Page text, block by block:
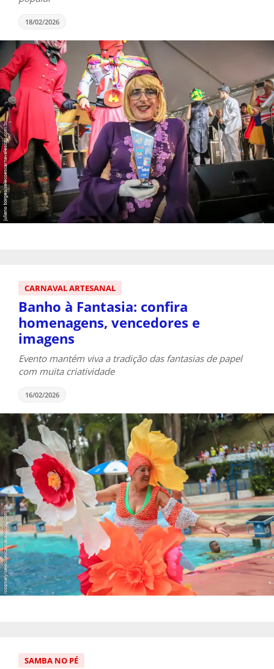
18/02/2026
CARNAVAL ARTESANAL
Banho à Fantasia: confira
homenagens, vencedores e
imagens
Evento mantém viva a tradição das fantasias de papel
com muita criatividade
16/02/2026
SAMBA NO PÉ